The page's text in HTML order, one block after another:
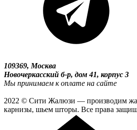
109369, Москва
Новочеркасский б-р, дом 41, корпус 3
Мы принимаем к оплате на сайте
2022 © Сити Жалюзи — производим
карнизы, шьем шторы. Все права